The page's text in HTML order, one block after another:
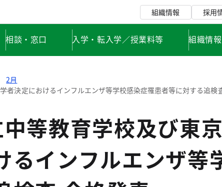
組織情報 採用
相談・窓口 入学・転入学／授業料等 組織情報
2月
者決定におけるインフルエンザ等学校感染症罹患者等に対する追検
等教育学校及び東
るインフルエンザ等